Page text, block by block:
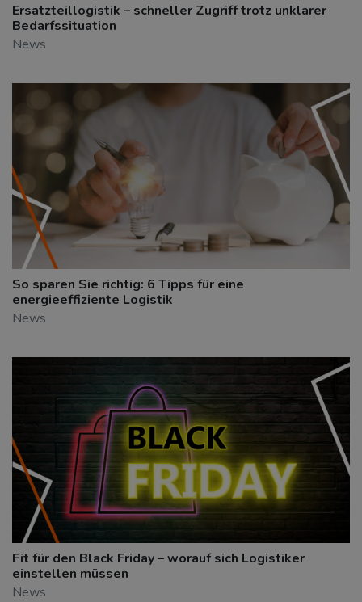
Ersatzteillogistik – schneller Zugriff trotz unklarer
Bedarfssituation
News
So sparen Sie richtig: 6 Tipps für eine
energieeffiziente Logistik
News
Fit für den Black Friday – worauf sich Logistiker
einstellen müssen
News